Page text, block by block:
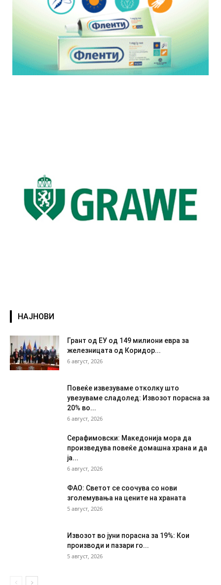
НАЈНОВИ
Грант од ЕУ од 149 милиони евра за
железницата од Коридор...
6 август, 2026
Повеќе извезуваме отколку што
увезуваме сладолед: Извозот порасна за
20% во...
6 август, 2026
Серафимовски: Македонија мора да
произведува повеќе домашна храна и да
ја...
6 август, 2026
ФАО: Светот се соочува со нови
зголемувања на цените на храната
5 август, 2026
Извозот во јуни порасна за 19%: Кои
производи и пазари го...
5 август, 2026